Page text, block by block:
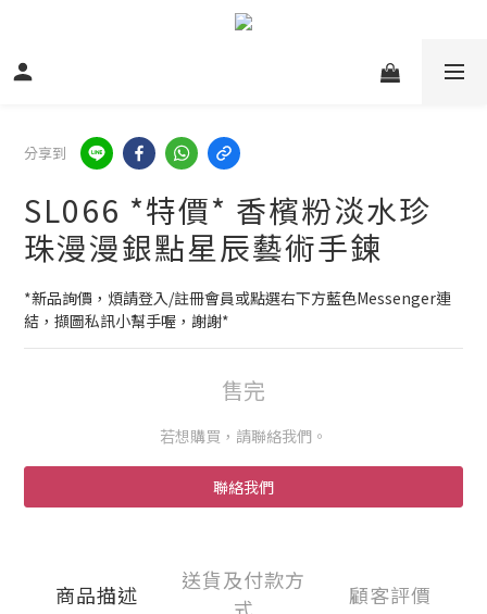
分享到
SL066 *特價* 香檳粉淡水珍
珠漫漫銀點星辰藝術手鍊
*新品詢價，煩請登入/註冊會員或點選右下方藍色Messenger連
結，擷圖私訊小幫手喔，謝謝*
售完
若想購買，請聯絡我們。
聯絡我們
商品描述
送貨及付款方
顧客評價